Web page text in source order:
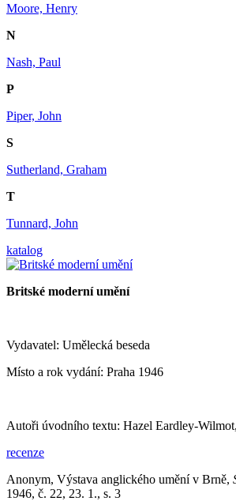
Moore, Henry
N
Nash, Paul
P
Piper, John
S
Sutherland, Graham
T
Tunnard, John
katalog
Britské moderní umění
Vydavatel: Umělecká beseda
Místo a rok vydání: Praha 1946
Autoři úvodního textu: Hazel Eardley-
recenze
Anonym, Výstava anglického umění v Brně,
1946, č. 22, 23. 1., s. 3